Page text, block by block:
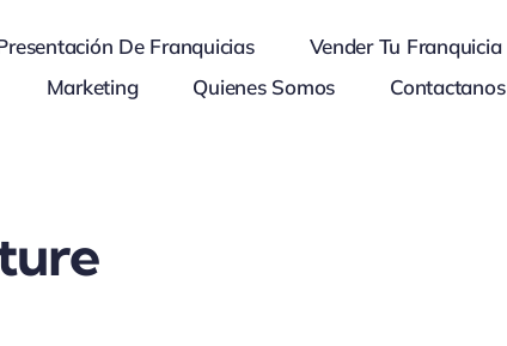
De Franquicias
Vender Tu Franquicia
Marketing Quienes Somos Contactanos